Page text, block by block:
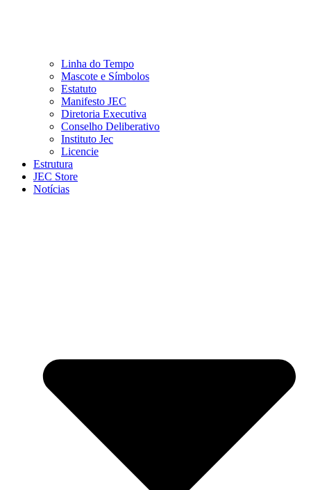
Linha do Tempo
Mascote e Símbolos
Estatuto
Manifesto JEC
Diretoria Executiva
Conselho Deliberativo
Instituto Jec
Licencie
Estrutura
JEC Store
Notícias